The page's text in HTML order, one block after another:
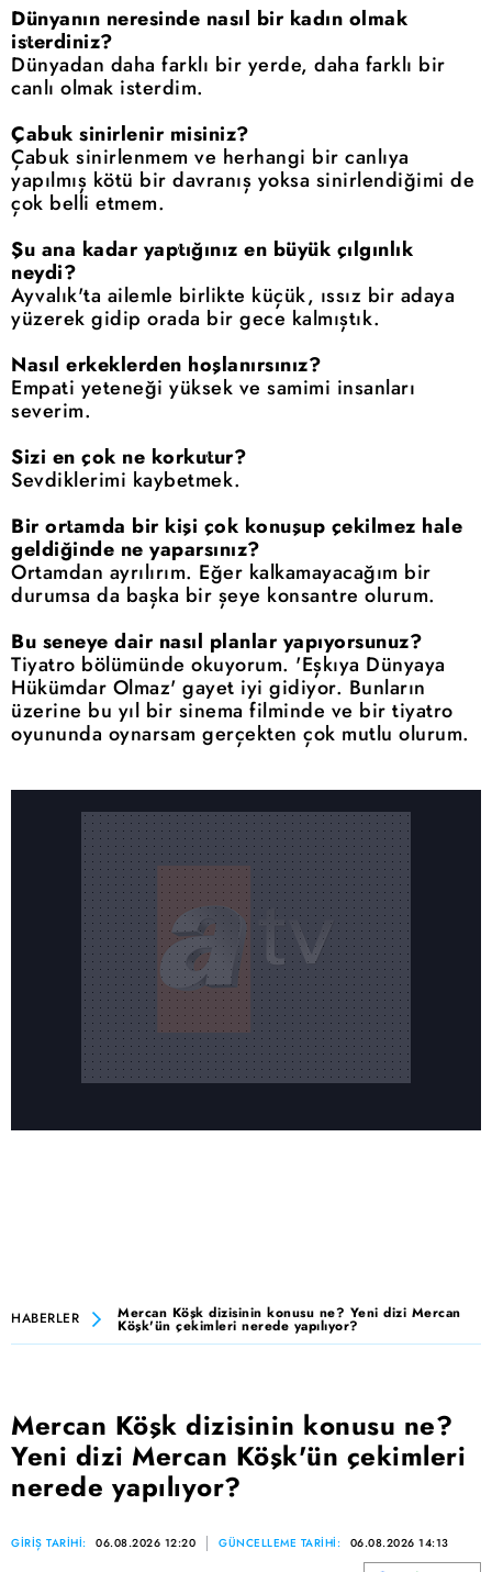
Dünyanın neresinde nasıl bir kadın olmak
isterdiniz?
Dünyadan daha farklı bir yerde, daha farklı bir
canlı olmak isterdim.
Çabuk sinirlenir misiniz?
Çabuk sinirlenmem ve herhangi bir canlıya
yapılmış kötü bir davranış yoksa sinirlendiğimi de
çok belli etmem.
Şu ana kadar yaptığınız en büyük çılgınlık
neydi?
Ayvalık'ta ailemle birlikte küçük, ıssız bir adaya
yüzerek gidip orada bir gece kalmıştık.
Nasıl erkeklerden hoşlanırsınız?
Empati yeteneği yüksek ve samimi insanları
severim.
Sizi en çok ne korkutur?
Sevdiklerimi kaybetmek.
Bir ortamda bir kişi çok konuşup çekilmez hale
geldiğinde ne yaparsınız?
Ortamdan ayrılırım. Eğer kalkamayacağım bir
durumsa da başka bir şeye konsantre olurum.
Bu seneye dair nasıl planlar yapıyorsunuz?
Tiyatro bölümünde okuyorum. 'Eşkıya Dünyaya
Hükümdar Olmaz' gayet iyi gidiyor. Bunların
üzerine bu yıl bir sinema filminde ve bir tiyatro
oyununda oynarsam gerçekten çok mutlu olurum.
HABERLER Mercan Köşk dizisinin konusu ne? Yeni dizi Mercan
Köşk'ün çekimleri nerede yapılıyor?
Mercan Köşk dizisinin konusu ne?
Yeni dizi Mercan Köşk'ün çekimleri
nerede yapılıyor?
GİRİŞ TARİHİ: 06.08.2026 12:20 GÜNCELLEME TARİHİ: 06.08.2026 14:13